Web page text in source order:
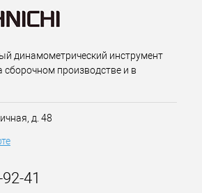
динамометрический инструмент
сборочном производстве и в
д. 48
41